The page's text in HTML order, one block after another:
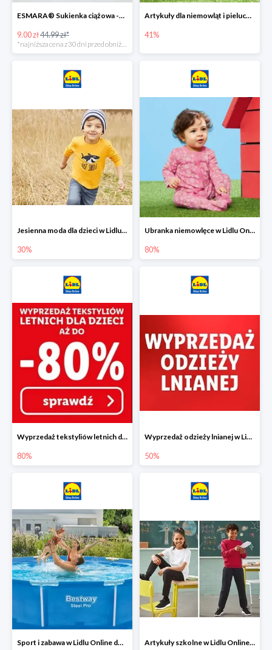
ESMARA® Sukienka ciążowa -79%
9.00 zł44.99 zł*
Artykuły dla niemowląt i pieluchy w Lidlu Online do -41%
41%
Jesienna moda dla dzieci w Lidlu Online do -30%
30%
Ubranka niemowlęce w Lidlu Online do -80%
80%
Wyprzedaż tekstyliów letnich dla dzieci w Lidlu Online do -80%
80%
Wyprzedaż odzieży lnianej w Lidlu Online do -50%
50%
Sport i zabawa w Lidlu Online do -28% Artykuły szkolne w Lidlu Online od 8,99 zł